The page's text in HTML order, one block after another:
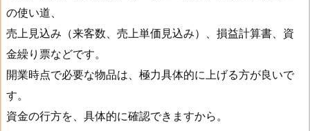
の使い道、
売上見込み（来客数、売上単価見込み）、損益計算書、資
金繰り票などです。
開業時点で必要な物品は、極力具体的に上げる方が良いで
す。
資金の行方を、具体的に確認できますから。